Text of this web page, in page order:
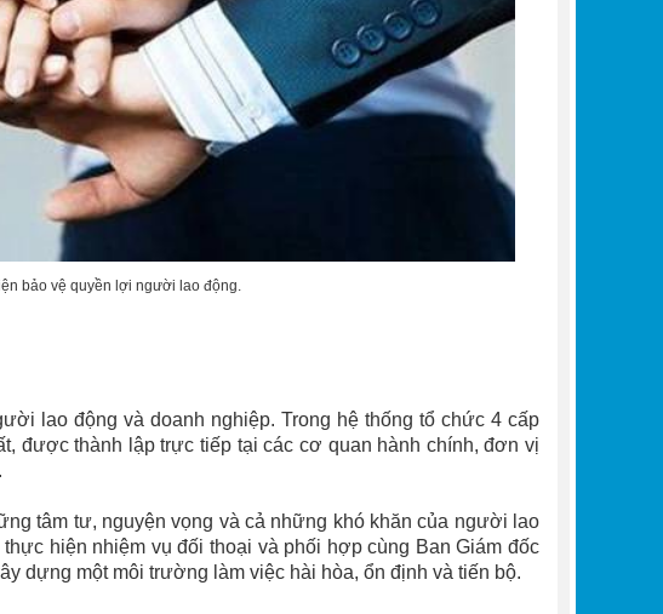
bảo vệ quyền lợi người lao động.
lao động và doanh nghiệp. Trong hệ thống tổ chức 4 cấp
được thành lập trực tiếp tại các cơ quan hành chính, đơn vị
tâm tư, nguyện vọng và cả những khó khăn của người lao
hiện nhiệm vụ đối thoại và phối hợp cùng Ban Giám đốc
dựng một môi trường làm việc hài hòa, ổn định và tiến bộ.